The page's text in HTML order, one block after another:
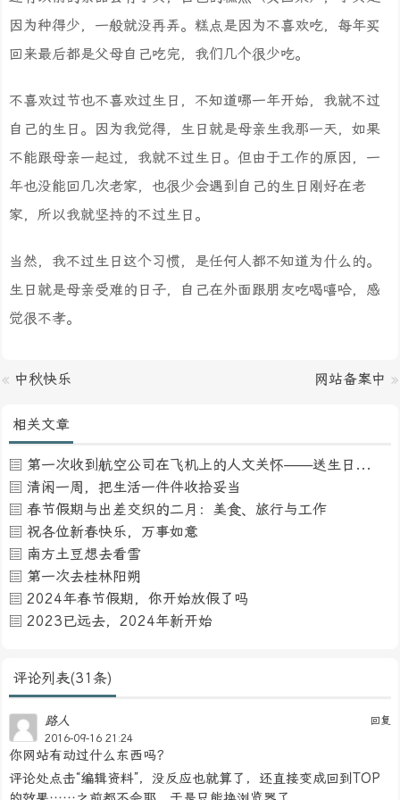
因为种得少，一般就没再弄。糕点是因为不喜欢吃，每年买
回来最后都是父母自己吃完，我们几个很少吃。
不喜欢过节也不喜欢过生日，不知道哪一年开始，我就不过
自己的生日。因为我觉得，生日就是母亲生我那一天，如果
不能跟母亲一起过，我就不过生日。但由于工作的原因，一
年也没能回几次老家，也很少会遇到自己的生日刚好在老
家，所以我就坚持的不过生日。
当然，我不过生日这个习惯，是任何人都不知道为什么的。
生日就是母亲受难的日子，自己在外面跟朋友吃喝嘻哈，感
觉很不孝。
« 中秋快乐 网站备案中 »
相关文章
第一次收到航空公司在飞机上的人文关怀——送生日贺卡
清闲一周，把生活一件件收拾妥当
春节假期与出差交织的二月：美食、旅行与工作
祝各位新春快乐，万事如意
南方土豆想去看雪
第一次去桂林阳朔
2024年春节假期，你开始放假了吗
2023已远去，2024年新开始
评论列表(31条)
回复
路人
2016-09-16 21:24
你网站有动过什么东西吗？
评论处点击“编辑资料”，没反应也就算了，还直接变成回到TOP